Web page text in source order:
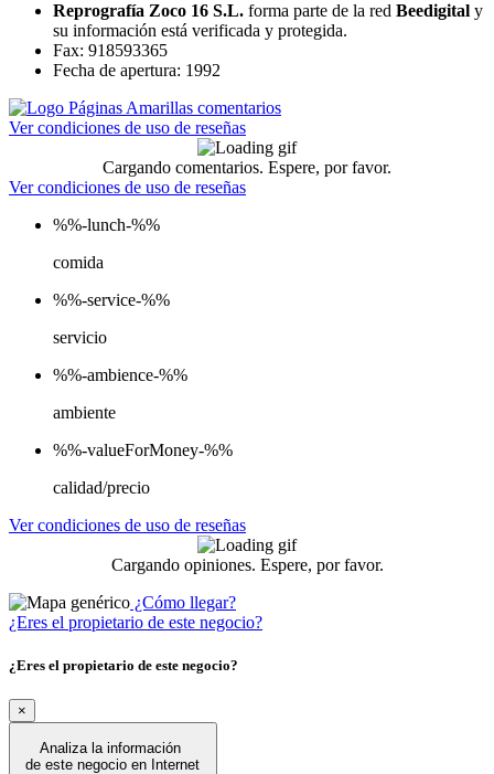
Reprografía Zoco 16 S.L. forma parte de la red Beedigital y
su información está verificada y protegida.
Fax: 918593365
Fecha de apertura: 1992
Ver condiciones de uso de reseñas
Cargando comentarios. Espere, por favor.
Ver condiciones de uso de reseñas
%%-lunch-%%
comida
%%-service-%%
servicio
%%-ambience-%%
ambiente
%%-valueForMoney-%%
calidad/precio
Ver condiciones de uso de reseñas
Cargando opiniones. Espere, por favor.
¿Cómo llegar?
¿Eres el propietario de este negocio?
¿Eres el propietario de este negocio?
×
Analiza la información
de este negocio en Internet